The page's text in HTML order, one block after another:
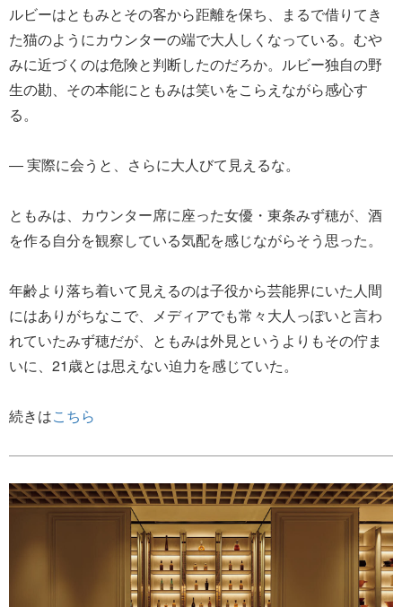
ルビーはともみとその客から距離を保ち、まるで借りてき
た猫のようにカウンターの端で大人しくなっている。むや
みに近づくのは危険と判断したのだろか。ルビー独自の野
生の勘、その本能にともみは笑いをこらえながら感心す
る。
― 実際に会うと、さらに大人びて見えるな。
ともみは、カウンター席に座った女優・東条みず穂が、酒
を作る自分を観察している気配を感じながらそう思った。
年齢より落ち着いて見えるのは子役から芸能界にいた人間
にはありがちなこで、メディアでも常々大人っぽいと言わ
れていたみず穂だが、ともみは外見というよりもその佇ま
いに、21歳とは思えない迫力を感じていた。
続きはこちら